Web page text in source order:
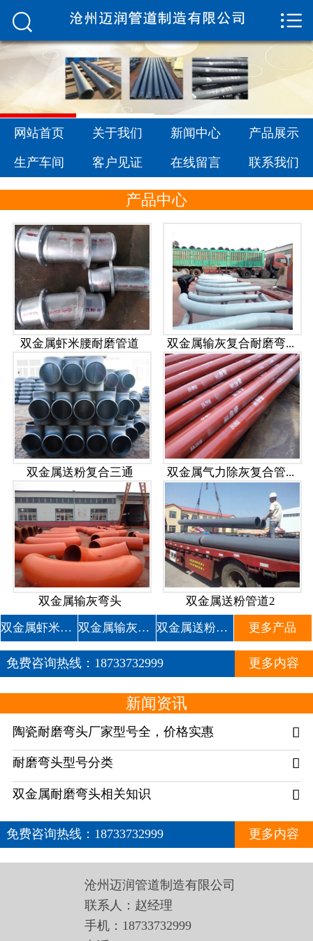
 网站首页
新闻中心
产品展示
生产车间
联系我们


网站首页 关于我们 新闻中心 产品展示
生产车间 客户见证 在线留言 联系我们
产品中心
双金属虾米腰耐磨管道 双金属输灰复合耐磨弯...
双金属送粉复合三通 双金属气力除灰复合管...
双金属输灰弯头 双金属送粉管道2
双金属虾米腰耐磨管道 双金属输灰复合耐磨弯头1 双金属送粉复合三通 更多产品
免费咨询热线： 18733732999 更多内容
新闻资讯
陶瓷耐磨弯头厂家型号全，价格实惠 
耐磨弯头型号分类 
双金属耐磨弯头相关知识 
免费咨询热线： 18733732999 更多内容
沧州迈润管道制造有限公司
联系人：赵经理
手机：18733732999